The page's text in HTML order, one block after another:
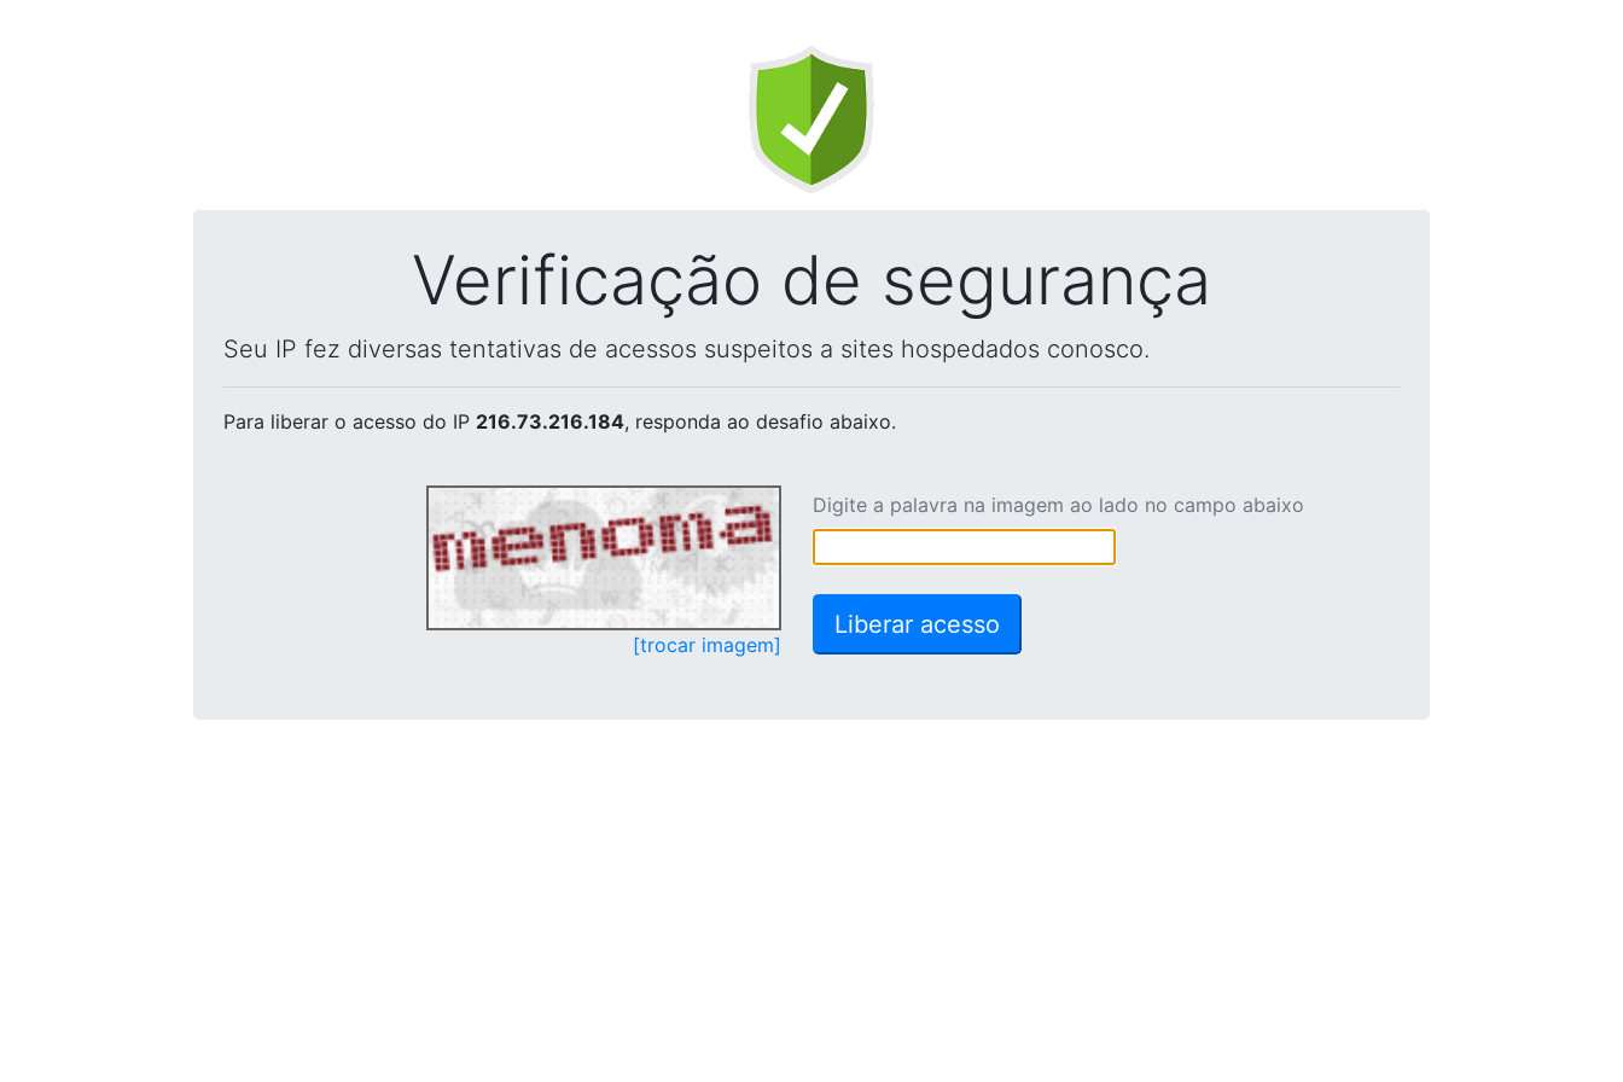
Verificação de segurança
Seu IP fez diversas tentativas de acessos suspeitos a sites hospedados conosco.
Para liberar o acesso do IP 216.73.216.184, responda ao desafio abaixo.
[trocar imagem]
Digite a palavra na imagem ao lado no campo abaixo